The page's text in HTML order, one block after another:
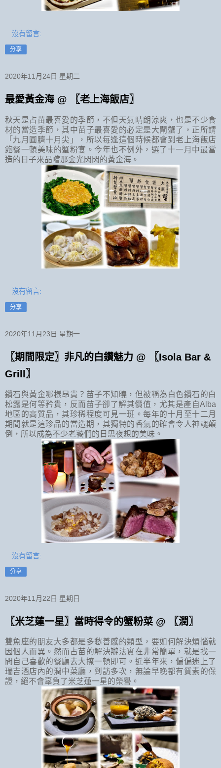
沒有留言:
分享
2020年11月24日 星期二
最愛黃金海 @ 〖老上海飯店〗
秋天是占苗最喜愛的季節，不但天氣晴朗涼爽，也是不少食
材的當造季節，其中苗子最喜愛的必定是大閘蟹了，正所謂
「九月圓臍十月尖」，所以每逢這個時候都會到老上海飯店
飽餐一頓美味的蟹粉宴。今年也不例外，選了十一月中最當
造的日子來品嚐那金光閃閃的黃金海。
沒有留言:
分享
2020年11月23日 星期一
〖期間限定〗非凡的白鑽魅力 @ 〖Isola Bar &
Grill〗
鑽石與黃金哪樣昂貴？苗子不知曉，但被稱為白色鑽石的白
松露是何等矜貴，反而苗子卻了解其價值，尤其是產自Alba
地區的高質品，其珍稀程度可見一班。每年的十月至十二月
期間就是這珍品的當造期，其獨特的香氣的確會令人神魂顛
倒，所以成為不少老饕們的日思夜想的美味。
沒有留言:
分享
2020年11月22日 星期日
〖米芝蓮一星〗當時得令的蟹粉菜 @ 〖潤〗
雙魚座的朋友大多都是多愁善感的類型，要如何解決煩惱就
因個人而異。然而占苗的解決辦法實在非常簡單，就是找一
間自己喜歡的餐廳去大擦一頓即可。近半年來，偏偏迷上了
瑞吉酒店內的潤中菜廳，到訪多次，無論早晚都有質素的保
證，絕不會辜負了米芝蓮一星的榮譽。